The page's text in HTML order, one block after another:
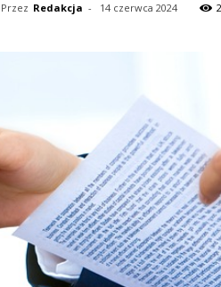
Przez Redakcja - 14 czerwca 2024